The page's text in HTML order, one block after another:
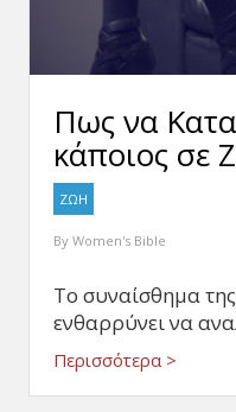
Πως να
κάποιος σε
ΖΩΗ
By Women's Bible
Το συναίσθημα
ενθαρρύνει να
Περισσότερα >